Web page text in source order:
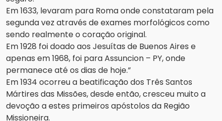
Em 1633, levaram para Roma onde constataram pela
segunda vez através de exames morfológicos como
sendo realmente o coração original.
Em 1928 foi doado aos Jesuítas de Buenos Aires e
apenas em 1968, foi para Assuncion – PY, onde
permanece até os dias de hoje.”
Em 1934 ocorreu a beatificação dos Três Santos
Mártires das Missões, desde então, cresceu muito a
devoção a estes primeiros apóstolos da Região
Missioneira.